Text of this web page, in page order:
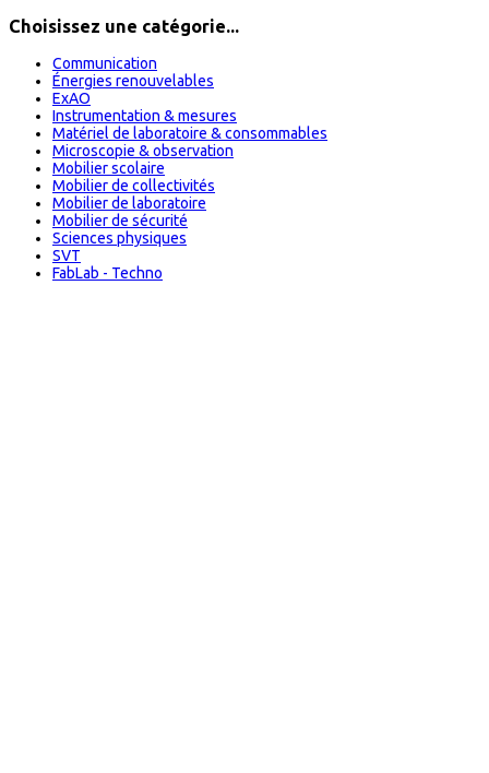
Choisissez une catégorie...
Communication
Énergies renouvelables
ExAO
Instrumentation & mesures
Matériel de laboratoire & consommables
Microscopie & observation
Mobilier scolaire
Mobilier de collectivités
Mobilier de laboratoire
Mobilier de sécurité
Sciences physiques
SVT
FabLab - Techno